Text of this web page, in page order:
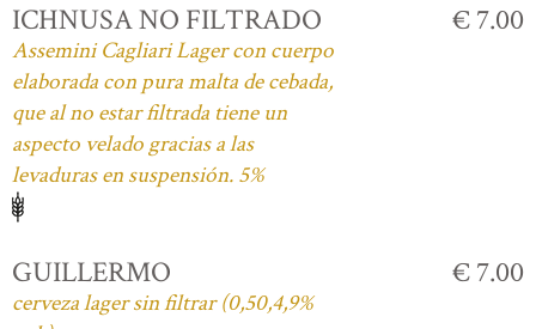
ICHNUSA NO FILTRADO
Assemini Cagliari Lager con cuerpo
elaborada con pura malta de cebada,
que al no estar filtrada tiene un
aspecto velado gracias a las
levaduras en suspensión. 5%
€ 7.00
GUILLERMO
cerveza lager sin filtrar (0,50,4,9%
€ 7.00